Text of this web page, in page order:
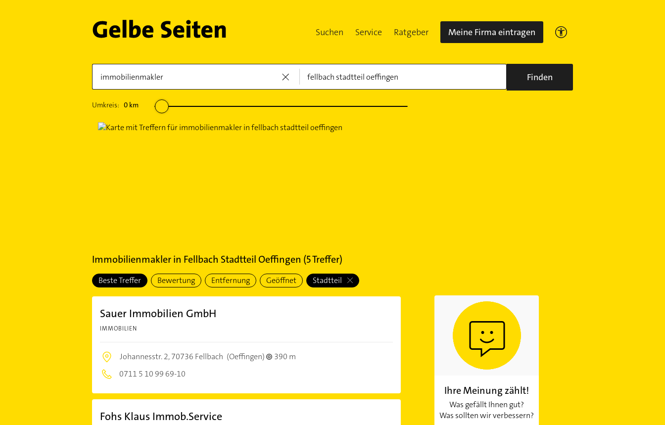
Suchen Service Ratgeber Meine Firma eintragen
Finden
Umkreis: 0km
Immobilienmaklerin Fellbach Stadtteil Oeffingen (5Treffer)
Beste Treffer Bewertung Entfernung Geöffnet Stadtteil
Sauer Immobilien GmbH
IMMOBILIEN
Johannesstr. 2,70736 Fellbach (Oeffingen)
390 m
0711 5 10 99 69-10
Fohs Klaus Immob.Service
Ihre Meinung zählt!
Was gefällt Ihnen gut?
Was sollten wir verbessern?